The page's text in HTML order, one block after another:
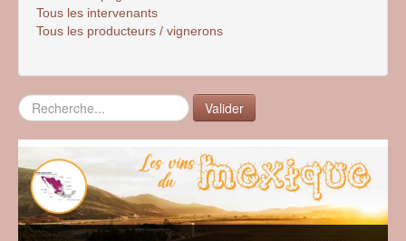
Tous les intervenants
Tous les producteurs / vignerons
Rechercher Valider